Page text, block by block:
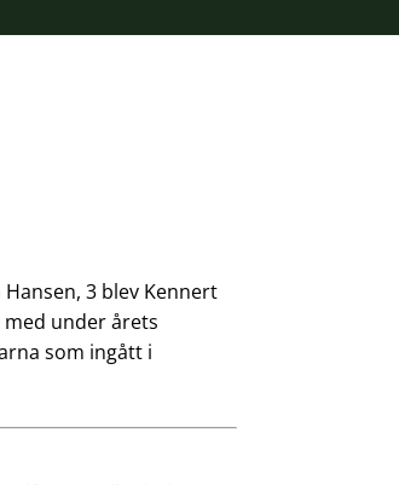
3 blev Kennert
med under årets
som ingått i